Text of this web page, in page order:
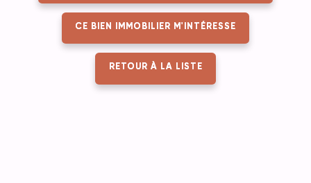
CE BIEN IMMOBILIER M'INTÉRESSE
RETOUR À LA LISTE